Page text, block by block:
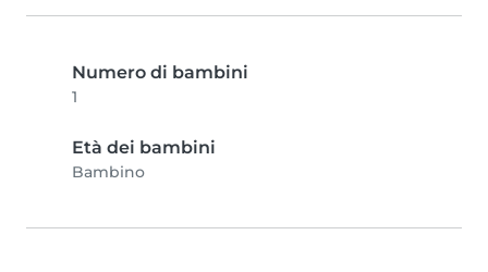
Numero di bambini
1
Età dei bambini
Bambino